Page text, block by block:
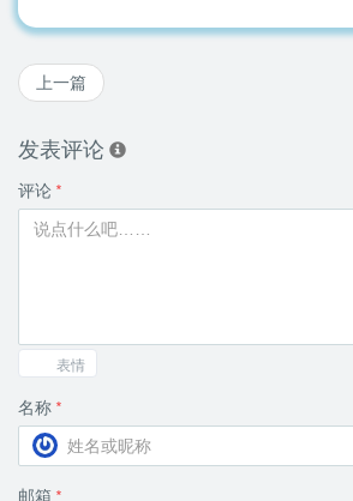
上一篇
发表评论
评论 *
表情
名称 *
邮箱 *